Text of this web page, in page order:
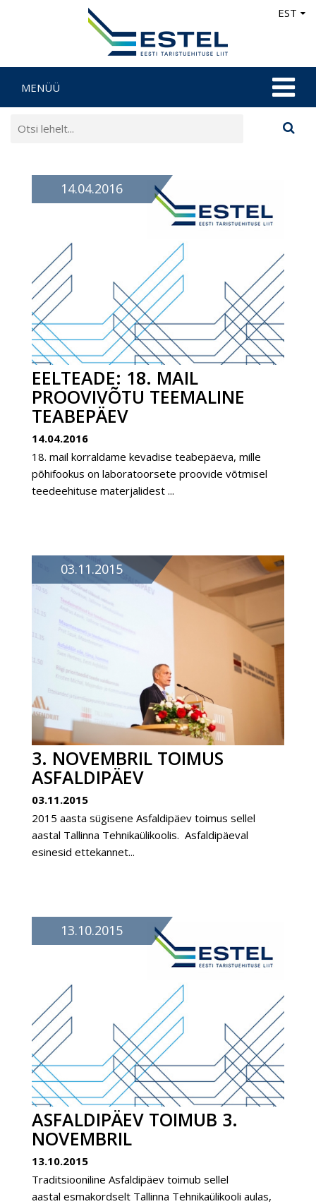
EST
MENÜÜ
14.04.2016
EELTEADE: 18. MAIL
PROOVIVÕTU TEEMALINE
TEABEPÄEV
14.04.2016
18. mail korraldame kevadise teabepäeva, mille
põhifookus on laboratoorsete proovide võtmisel
teedeehituse materjalidest ...
03.11.2015
3. NOVEMBRIL TOIMUS
ASFALDIPÄEV
03.11.2015
2015 aasta sügisene Asfaldipäev toimus sellel
aastal Tallinna Tehnikaülikoolis. Asfaldipäeval
esinesid ettekannet...
13.10.2015
ASFALDIPÄEV TOIMUB 3.
NOVEMBRIL
13.10.2015
Traditsiooniline Asfaldipäev toimub sellel
aastal esmakordselt Tallinna Tehnikaülikooli aulas,